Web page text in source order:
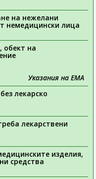
на нежелани
немедицински лица
обект на
Указания на ЕМА
лекарско
лекарствени
изделия,
средства